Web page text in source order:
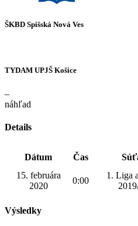
ŠKBD Spišská Nová Ves
TYDAM UPJŠ Košice
–
náhľad
Details
Dátum Čas
15. februára
2020
0:00
1. Liga
Výsledky